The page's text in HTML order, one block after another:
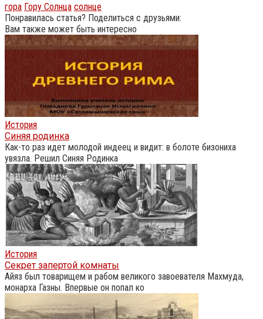
гора Гору Солнца солнце
Понравилась статья? Поделиться с друзьями:
Вам также может быть интересно
История
Синяя родинка
Как-то раз идет молодой индеец и видит: в болоте бизониха
увязла. Решил Синяя Родинка
История
Секрет запертой комнаты
Айяз был товарищем и рабом великого завоевателя Махмуда,
монарха Газны. Впервые он попал ко